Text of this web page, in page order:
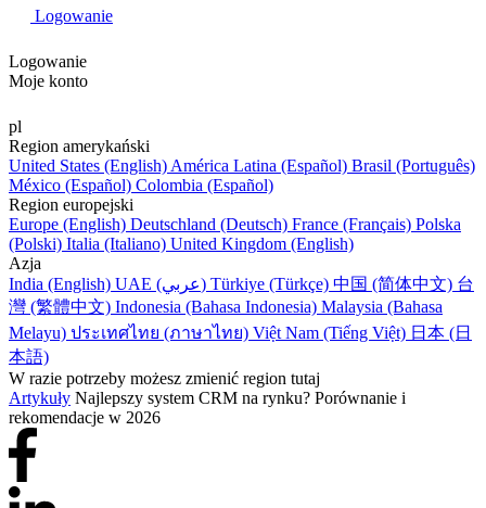
Logowanie
Logowanie
Moje konto
pl
Region amerykański
United States (English) América Latina (Español) Brasil (Português)
México (Español) Colombia (Español)
Region europejski
Europe (English) Deutschland (Deutsch) France (Français) Polska
(Polski) Italia (Italiano) United Kingdom (English)
Azja
India (English)
UAE (عربي) Türkiye (Türkçe) 中国 (简体中文) 台
灣 (繁體中文) Indonesia (Bahasa Indonesia) Malaysia (Bahasa
Melayu) ประเทศไทย (ภาษาไทย) Việt Nam (Tiếng Việt) 日本 (日
本語)
W razie potrzeby możesz zmienić region tutaj
Artykuły Najlepszy system CRM na rynku? Porównanie i
rekomendacje w 2026